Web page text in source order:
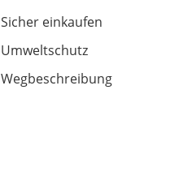
Sicher einkaufen
Umweltschutz
Wegbeschreibung